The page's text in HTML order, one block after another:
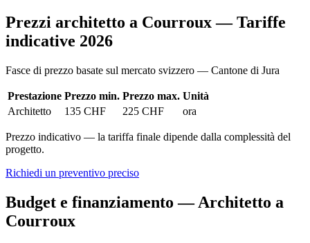
Prezzi architetto a Courroux — Tariffe
indicative 2026
Fasce di prezzo basate sul mercato svizzero — Cantone di Jura
Prestazione Prezzo min. Prezzo max. Unità
Architetto
135 CHF 225 CHF ora
Prezzo indicativo — la tariffa finale dipende dalla complessità del
progetto.
Richiedi un preventivo preciso
Budget e finanziamento — Architetto a
Courroux